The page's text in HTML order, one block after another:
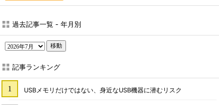
過去記事一覧 - 年月別
移動
記事ランキング
USBメモリだけではない、身近なUSB機器に潜むリスク